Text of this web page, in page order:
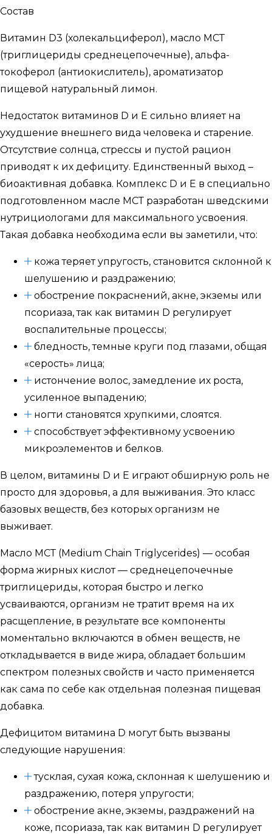
Состав
Витамин D3 (холекальциферол), масло МСТ
(триглицериды среднецепочечные), альфа-
токоферол (антиокислитель), ароматизатор
пищевой натуральный лимон.
Недостаток витаминов D и Е сильно влияет на
ухудшение внешнего вида человека и старение.
Отсутствие солнца, стрессы и пустой рацион
приводят к их дефициту. Единственный выход –
биоактивная добавка. Комплекс D и Е в специально
подготовленном масле МСТ разработан шведскими
нутрициологами для максимального усвоения.
Такая добавка необходима если вы заметили, что:
кожа теряет упругость, становится склонной к
шелушению и раздражению;
обострение покраснений, акне, экземы или
псориаза, так как витамин D регулирует
воспалительные процессы;
бледность, темные круги под глазами, общая
«серость» лица;
истончение волос, замедление их роста,
усиленное выпадению;
ногти становятся хрупкими, слоятся.
способствует эффективному усвоению
микроэлементов и белков.
В целом, витамины D и E играют обширную роль не
просто для здоровья, а для выживания. Это класс
базовых веществ, без которых организм не
выживает.
Масло МСТ (Medium Chain Triglycerides) — особая
форма жирных кислот — среднецепочечные
триглицериды, которая быстро и легко
усваиваются, организм не тратит время на их
расщепление, в результате все компоненты
моментально включаются в обмен веществ, не
откладывается в виде жира, обладает большим
спектром полезных свойств и часто применяется
как сама по себе как отдельная полезная пищевая
добавка.
Дефицитом витамина D могут быть вызваны
следующие нарушения:
тусклая, сухая кожа, склонная к шелушению и
раздражению, потеря упругости;
обострение акне, экземы, раздражений на
коже, псориаза, так как витамин D регулирует